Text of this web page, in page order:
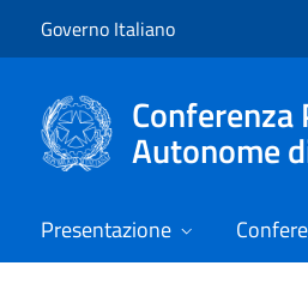
Governo Italiano
Autonome
Presentazione